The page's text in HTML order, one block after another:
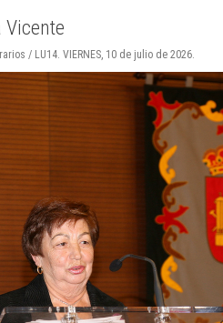
/ LU14. VIERNES, 10 de julio de 2026.